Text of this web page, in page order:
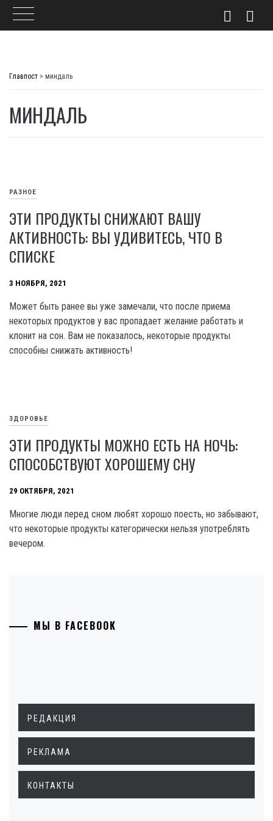
Главпост > миндаль
МИНДАЛЬ
РАЗНОЕ
ЭТИ ПРОДУКТЫ СНИЖАЮТ ВАШУ
АКТИВНОСТЬ: ВЫ УДИВИТЕСЬ, ЧТО В
СПИСКЕ
3 НОЯБРЯ, 2021
Может быть ранее вы уже замечали, что после приема
некоторых продуктов у вас пропадает желание работать и
клонит на сон. Вам не показалось, некоторые продукты
способны снижать активность!
ЗДОРОВЬЕ
ЭТИ ПРОДУКТЫ МОЖНО ЕСТЬ НА НОЧЬ:
СПОСОБСТВУЮТ ХОРОШЕМУ СНУ
29 ОКТЯБРЯ, 2021
Многие люди перед сном любят хорошо поесть, но забывают,
что некоторые продукты категорически нельзя употреблять
вечером.
МЫ В FACEBOOK
РЕДАКЦИЯ
РЕКЛАМА
КОНТАКТЫ